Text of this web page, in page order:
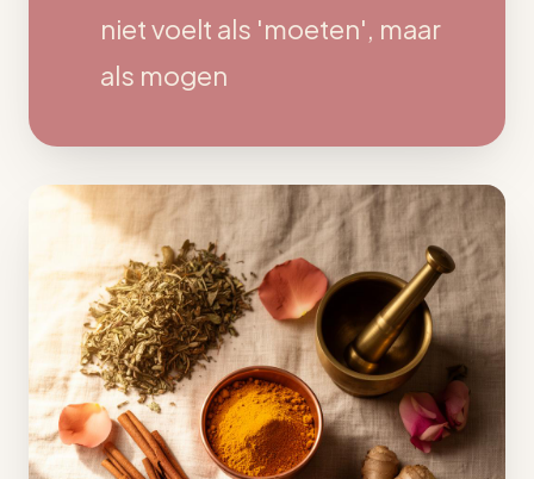
niet voelt als 'moeten', maar
als mogen